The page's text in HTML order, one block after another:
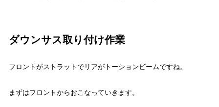
ダウンサス取り付け作業
フロントがストラットでリアがトーションビームですね。
まずはフロントからおこなっていきます。